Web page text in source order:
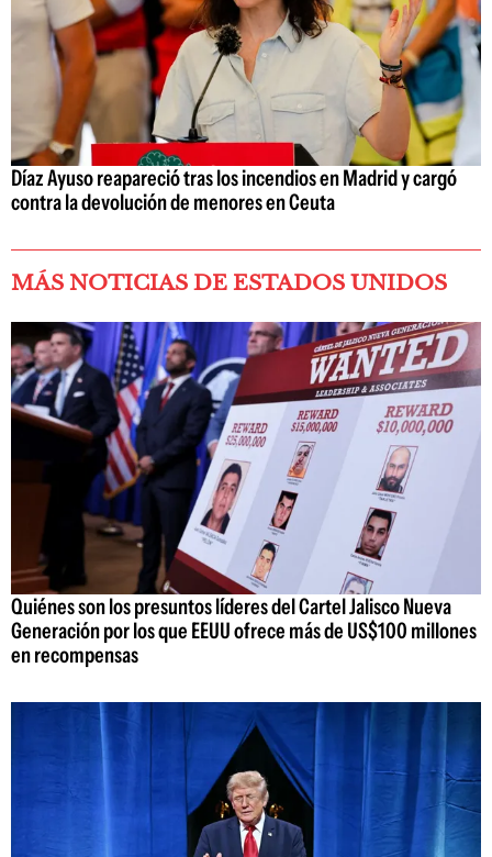
Díaz Ayuso reapareció tras los incendios en Madrid y cargó
contra la devolución de menores en Ceuta
MÁS NOTICIAS DE ESTADOS UNIDOS
Quiénes son los presuntos líderes del Cartel Jalisco Nueva
Generación por los que EEUU ofrece más de US$100 millones
en recompensas